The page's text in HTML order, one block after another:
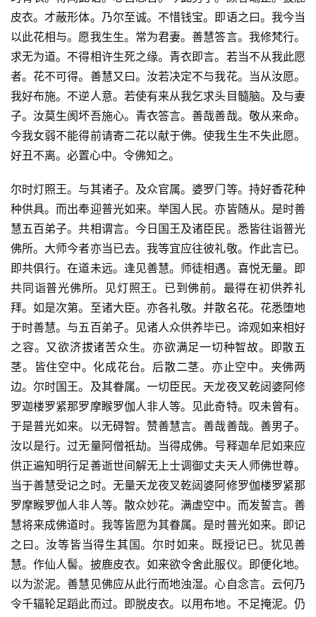
皮衣。才蔽形体。乃尔至诚。不惜钱宝。即语之曰。我今当
以此花相与。愿我生生。常为君妻。善慧答言。我修梵行。
求无为道。不得相许生死之缘。青衣即言。若当不从我此愿
者。花不可得。善慧又曰。汝若决定不与我花。当从汝愿。
我好布施。不逆人意。若使有来从我乞求头目髓脑。及与妻
子。汝莫生阂坏吾施心。青衣答言。善哉善哉。敬从来命。
今我女弱不能得前请寄二花以献于佛。使我生生不失此愿。
好丑不离。必置心中。令佛知之。
尔时灯照王。与其诸子。及众官属。婆罗门等。持好香花种
种供具。而出奉迎普光如来。举国人民。亦皆随从。是时善
慧五百弟子。共相谓言。今日国王及诸臣民。悉皆往诣普光
佛所。大师今者亦当已去。我等宜应往彼礼敬。作此言已。
即共俱行。在道未远。逢见善慧。师徒相遇。喜悦无量。即
共同诣普光佛所。见灯照王。已到佛前。最得在初供养礼
拜。如是次第。至诸大臣。亦各礼敬。并散名花。花悉堕地
于时善慧。与五百弟子。见诸人众供养毕已。谛观如来相好
之容。又欲济拔诸苦众生。亦欲满足一切种智故。即散五
茎。皆住空中。化成花台。后散二茎。亦止空中。夹佛两
边。尔时国王。及其眷属。一切臣民。天龙夜叉乾闼婆阿修
罗迦楼罗紧那罗摩睺罗伽人非人等。见此奇特。叹未曾有。
于是普光如来。以无碍智。赞善慧言。善哉善哉。善男子。
汝以是行。过无量阿僧祇劫。当得成佛。号释迦牟尼如来应
供正遍知明行足善逝世间解无上士调御丈夫天人师佛世尊。
当于善慧受记之时。无量天龙夜叉乾闼婆阿修罗伽楼罗紧那
罗摩睺罗伽人非人等。散众妙花。满虚空中。而发誓言。善
慧将来成佛道时。我等皆愿为其眷属。是时普光如来。即记
之曰。汝等皆当得生其国。尔时如来。既授记已。犹见善
慧。作仙人髻。披鹿皮衣。如来欲令舍此服仪。即便化地。
以为淤泥。善慧见佛应从此行而地浊湿。心自念言。云何乃
令千辐轮足蹈此而过。即脱皮衣。以用布地。不足掩泥。仍